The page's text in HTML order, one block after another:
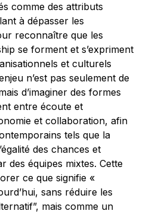
comme des attributs
à dépasser les
reconnaître que les
se forment et s’expriment
et culturels
n’est pas seulement de
d’imaginer des formes
entre écoute et
et collaboration, afin
tels que la
des chances et
des équipes mixtes. Cette
ce que signifie «
sans réduire les
mais comme un